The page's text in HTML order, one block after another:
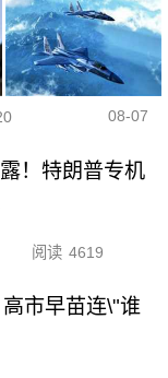
08-07
！特朗普专机
阅读 4619
市早苗连\"谁